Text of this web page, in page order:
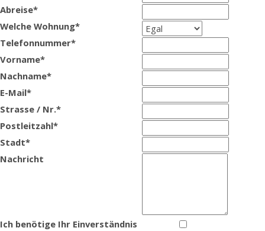
Abreise*
Welche Wohnung*
Telefonnummer*
Vorname*
Nachname*
E-Mail*
Strasse / Nr.*
Postleitzahl*
Stadt*
Nachricht
Ich benötige Ihr Einverständnis